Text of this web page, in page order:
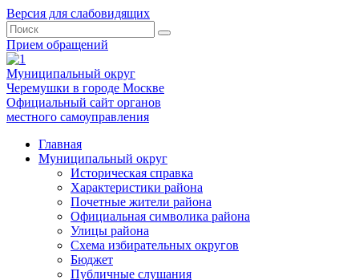
Версия для слабовидящих
Прием обращений
Муниципальный округ
Черемушки в городе Москве
Официальный сайт органов
местного самоуправления
Главная
Муниципальный округ
Историческая справка
Характеристики района
Почетные жители района
Официальная символика района
Улицы района
Схема избирательных округов
Бюджет
Публичные слушания